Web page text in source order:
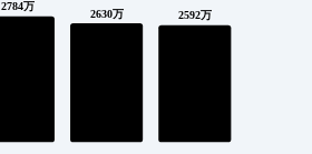
2784万
2630万 2592万